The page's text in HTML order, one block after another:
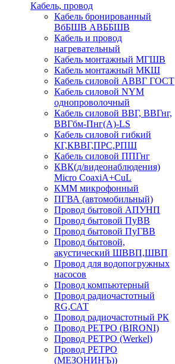
Кабель, провод
Кабель бронированный
ВбБШВ АВББШВ
Кабель и провод
нагревательный
Кабель монтажный МГШВ
Кабель монтажный МКШ
Кабель силовой АВВГ ГОСТ
Кабель силовой NYM
однопроволочный
Кабель силовой ВВГ, ВВГнг,
ВВГбм-Пнг(А)-LS
Кабель силовой гибкий
КГ,КВВГ,ПРС,РПШ
Кабель силовой ППГнг
КВК(д/видеонаблюдения)
Micro CoaxiA+CuL
КММ микрофонный
ПГВА (автомобильный)
Провод бытовой АПУНП
Провод бытовой ПуВВ
Провод бытовой ПуГВВ
Провод бытовой,
акустический ШВВП,ШВП
Провод для водопогружных
насосов
Провод компьютерный
Провод радиочастотный
RG,САТ
Провод радиочастотный РК
Провод РЕТРО (BIRONI)
Провод РЕТРО (Werkel)
Провод РЕТРО
(МЕЗОНИНЪ))